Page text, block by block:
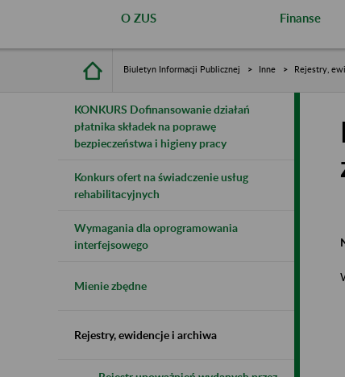
O ZUS Finanse
Biuletyn Informacji Publicznej Inne Rejestry,
KONKURS Dofinansowanie działań
płatnika składek na poprawę
bezpieczeństwa i higieny pracy
Konkurs ofert na świadczenie usług
rehabilitacyjnych
Wymagania dla oprogramowania
interfejsowego
Mienie zbędne
Rejestry, ewidencje i archiwa